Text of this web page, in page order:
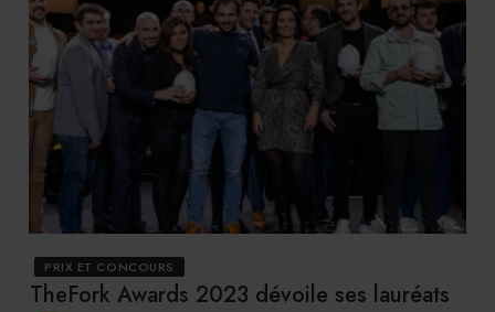
PRIX ET CONCOURS
TheFork Awards 2023 dévoile ses lauréats